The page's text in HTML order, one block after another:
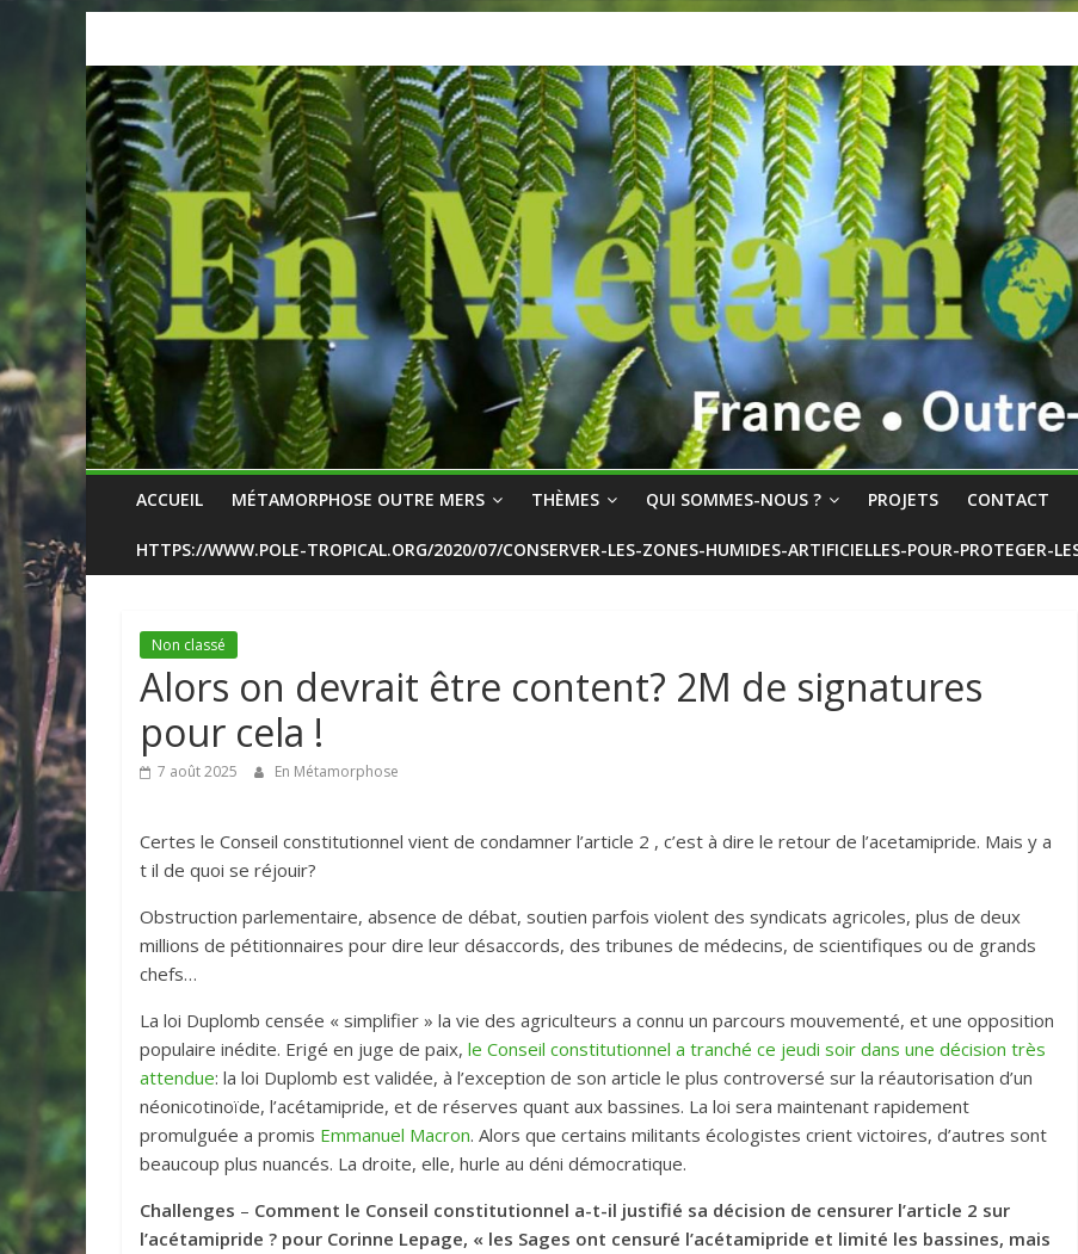
content
ACCUEIL MÉTAMORPHOSE OUTRE MERS THÈMES QUI SOMMES-NOUS ? PROJETS CONTACT
HTTPS://WWW.POLE-TROPICAL.ORG/2020/07/CONSERVER-LES-ZONES-HUMIDES-ARTIFICIELLES-POUR-PROTEGER-
Non classé
Alors on devrait être content? 2M de signatures
pour cela !
7 août 2025 En Métamorphose
Certes le Conseil constitutionnel vient de condamner l’article 2 , c’est à dire le retour de l’acetamipride. Mais y a
t il de quoi se réjouir?
Obstruction parlementaire, absence de débat, soutien parfois violent des syndicats agricoles, plus de deux
millions de pétitionnaires pour dire leur désaccords, des tribunes de médecins, de scientifiques ou de grands
chefs…
La loi Duplomb censée « simplifier » la vie des agriculteurs a connu un parcours mouvementé, et une opposition
populaire inédite. Erigé en juge de paix, le Conseil constitutionnel a tranché ce jeudi soir dans une décision très
attendue: la loi Duplomb est validée, à l’exception de son article le plus controversé sur la réautorisation d’un
néonicotinoïde, l’acétamipride, et de réserves quant aux bassines. La loi sera maintenant rapidement
promulguée a promis Emmanuel Macron. Alors que certains militants écologistes crient victoires, d’autres sont
beaucoup plus nuancés. La droite, elle, hurle au déni démocratique.
Challenges – Comment le Conseil constitutionnel a-t-il justifié sa décision de censurer l’article 2 sur
l’acétamipride ? pour Corinne Lepage, « les Sages ont censuré l’acétamipride et limité les bassines, mais